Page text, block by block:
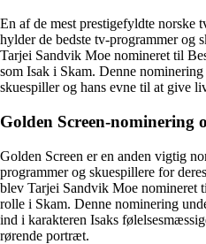
En af de mest prestigefyldte norske
hylder de bedste tv-programmer og
Tarjei Sandvik Moe nomineret til
som Isak i Skam. Denne
skuespiller og hans evne til at give
Golden Screen-nominering
Golden Screen er en anden vigtig
programmer og skuespillere for
blev Tarjei Sandvik Moe nomineret
rolle i Skam. Denne nominering
ind i karakteren Isaks
rørende portræt.